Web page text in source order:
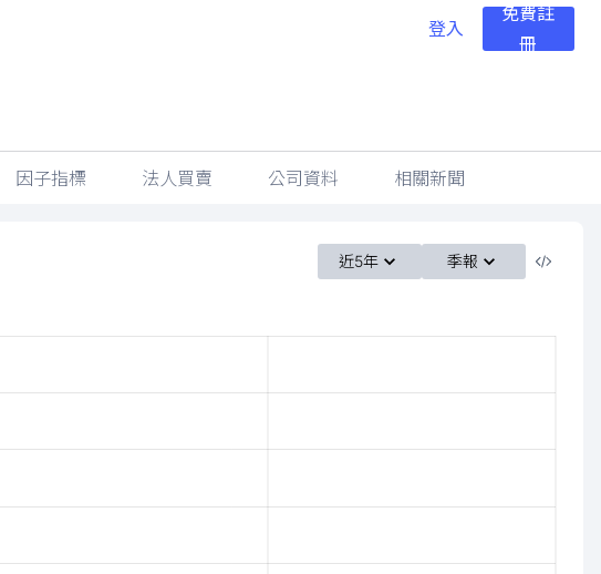
登入
免費註
冊
因子指標 法人買賣 公司資料 相關新聞
近5年 季報